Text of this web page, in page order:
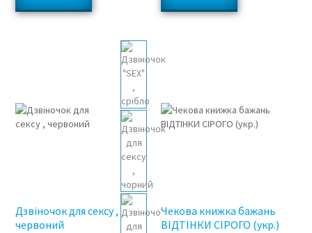
Дзвіночок для сексу ,
червоний
Чекова книжка бажань
ВІДТІНКИ СІРОГО (укр.)